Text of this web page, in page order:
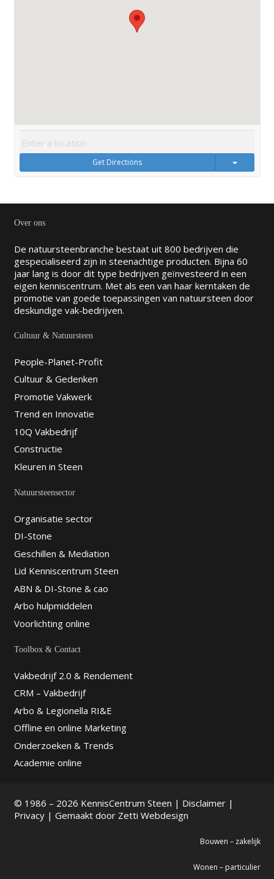
Get Directions
Over ons
De natuursteenbranche bestaat uit 800 bedrijven die
gespecialiseerd zijn in steenachtige producten. Bijna 60
jaar lang is door dit type bedrijven geïnvesteerd in een
eigen kenniscentrum. Met als een van haar kerntaken de
promotie van goede toepassingen van natuursteen door
deskundige vak-bedrijven.
Cultuur & Natuursteen
People-Planet-Profit
Cultuur & Gedenken
Promotie Vakwerk
Trend en Innovatie
10Q Vakbedrijf
Constructie
Kleuren in Steen
Natuursteensector
Organisatie sector
DI-Stone
Geschillen & Mediation
Lid Kenniscentrum Steen
ABN & DI-Stone & cao
Arbo hulpmiddelen
Voorlichting online
Toolbox & Contact
Vakbedrijf 2.0 & Rendement
CRM – Vakbedrijf
Arbo & Legionella RI&E
Offline en online Marketing
Onderzoeken & Trends
Academie online
© 1986 – 2026 KennisCentrum Steen | Disclaimer|
Privacy| Gemaakt door Zetti Webdesign
Bouwen – zakelijk
Wonen – particulier